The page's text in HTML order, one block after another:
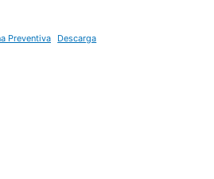
Preventiva Descarga